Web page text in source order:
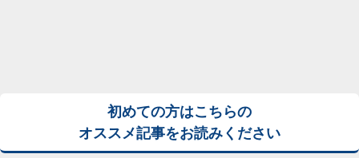
初めての方はこちらの
オススメ記事をお読みください